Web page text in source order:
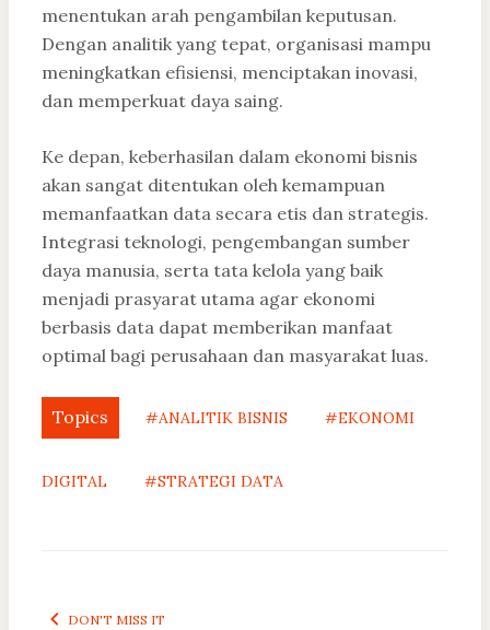
menentukan arah pengambilan keputusan.
Dengan analitik yang tepat, organisasi mampu
meningkatkan efisiensi, menciptakan inovasi,
dan memperkuat daya saing.
Ke depan, keberhasilan dalam ekonomi bisnis
akan sangat ditentukan oleh kemampuan
memanfaatkan data secara etis dan strategis.
Integrasi teknologi, pengembangan sumber
daya manusia, serta tata kelola yang baik
menjadi prasyarat utama agar ekonomi
berbasis data dapat memberikan manfaat
optimal bagi perusahaan dan masyarakat luas.
Topics #ANALITIK BISNIS #EKONOMI
DIGITAL #STRATEGI DATA
DON'T MISS IT